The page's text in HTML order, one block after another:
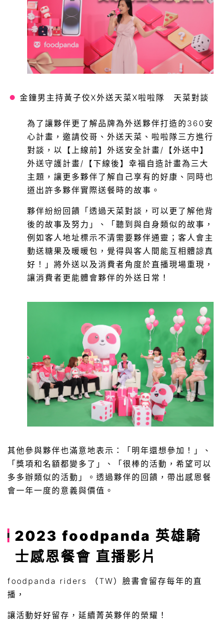
金鐘男主持黃子佼X外送天菜X啦啦隊 天菜對談
為了讓夥伴更了解品牌為外送夥伴打造的360安
心計畫，邀請佼哥、外送天菜、啦啦隊三方進行
對談，以【上線前】外送安全計畫/【外送中】
外送守護計畫/【下線後】幸福自造計畫為三大
主題，讓更多夥伴了解自己享有的好康、同時也
道出許多夥伴實際送餐時的故事。
夥伴紛紛回饋「透過天菜對談，可以更了解他背
後的故事及努力」、「聽到與自身類似的故事，
例如客人地址標示不清需要夥伴通靈；客人會主
動送糖果及暖暖包，覺得與客人間能互相體諒真
好！」將外送以及消費者角度於直播現場重現，
讓消費者更能體會夥伴的外送日常！
其他參與夥伴也滿意地表示：「明年還想參加！」、
「獎項和名額都變多了」、「很棒的活動，希望可以
多多辦類似的活動」。透過夥伴的回饋，帶出感恩餐
會一年一度的意義與價值。
2023 foodpanda 英雄騎
士感恩餐會 直播影片
foodpanda riders （TW）臉書會留存每年的直
播，
讓活動好好留存，延續菁英夥伴的榮耀！